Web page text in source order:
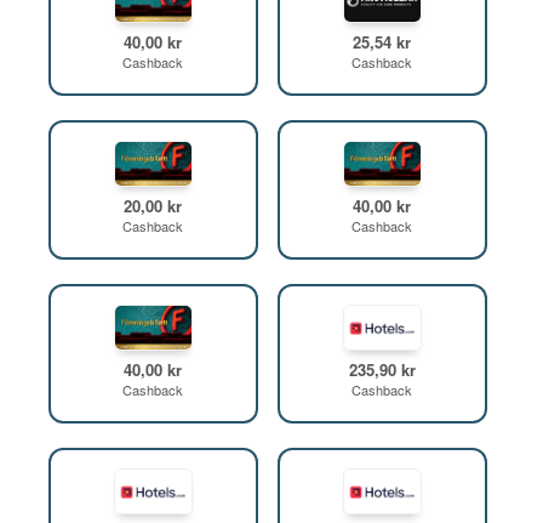
40,00 kr
Cashback
25,54 kr
Cashback
20,00 kr
Cashback
40,00 kr
Cashback
40,00 kr
Cashback
235,90 kr
Cashback